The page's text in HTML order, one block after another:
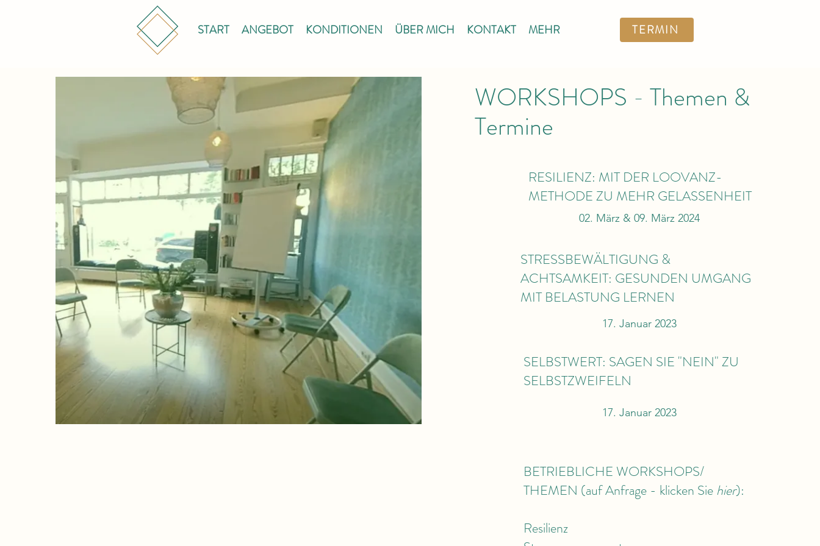
START ANGEBOT KONDITIONEN ÜBER MICH KONTAKT MEHR TERMIN
WORKSHOPS - Themen &
Termine
RESILIENZ: MIT DER LOOVANZ-
METHODE ZU MEHR GELASSENHEIT
02. März & 09. März 2024
STRESSBEWÄLTIGUNG &
ACHTSAMKEIT: GESUNDEN UMGANG
MIT BELASTUNG LERNEN
17. Januar 2023
SELBSTWERT: SAGEN SIE "NEIN" ZU
SELBSTZWEIFELN
17. Januar 2023
BETRIEBLICHE WORKSHOPS/
THEMEN (auf Anfrage - klicken Siehier):
Resilienz